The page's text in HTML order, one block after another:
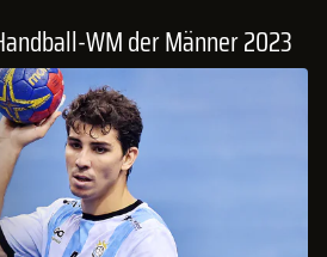
WM der Männer 2023